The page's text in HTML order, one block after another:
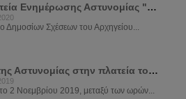
Εκστρατεία Ενημέρωσης Αστυνομίας "ΝΑ ΜΕ ΠΡΟΣΕΧΕΙΣ"
Δημοσίων Σχέσεων του Αρχηγείου...
Ημέρα της Αστυνομίας στην πλατεία του μεσαιωνικού κάστρου
2 Νοεμβρίου 2019, μεταξύ των ωρών...